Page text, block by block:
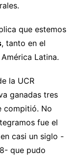
que estemos
, tanto en el
Latina.
la UCR
ganadas tres
compitió. No
fue el
casi un siglo -
que pudo